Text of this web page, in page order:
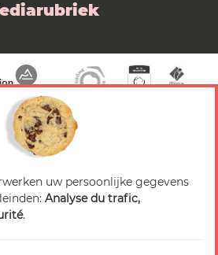
Tourisme — Alle rechten
uw persoonlijke gegevens
Analyse du trafic,
.